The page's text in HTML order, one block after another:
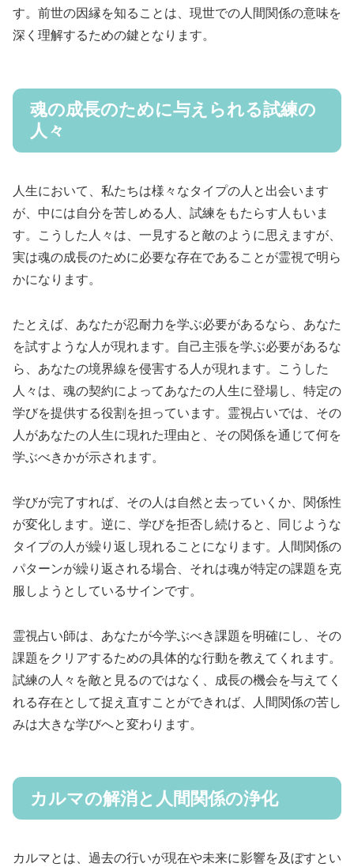
す。前世の因縁を知ることは、現世での人間関係の意味を
深く理解するための鍵となります。
魂の成長のために与えられる試練の
人々
人生において、私たちは様々なタイプの人と出会います
が、中には自分を苦しめる人、試練をもたらす人もいま
す。こうした人々は、一見すると敵のように思えますが、
実は魂の成長のために必要な存在であることが霊視で明ら
かになります。
たとえば、あなたが忍耐力を学ぶ必要があるなら、あなた
を試すような人が現れます。自己主張を学ぶ必要があるな
ら、あなたの境界線を侵害する人が現れます。こうした
人々は、魂の契約によってあなたの人生に登場し、特定の
学びを提供する役割を担っています。霊視占いでは、その
人があなたの人生に現れた理由と、その関係を通じて何を
学ぶべきかが示されます。
学びが完了すれば、その人は自然と去っていくか、関係性
が変化します。逆に、学びを拒否し続けると、同じような
タイプの人が繰り返し現れることになります。人間関係の
パターンが繰り返される場合、それは魂が特定の課題を克
服しようとしているサインです。
霊視占い師は、あなたが今学ぶべき課題を明確にし、その
課題をクリアするための具体的な行動を教えてくれます。
試練の人々を敵と見るのではなく、成長の機会を与えてく
れる存在として捉え直すことができれば、人間関係の苦し
みは大きな学びへと変わります。
カルマの解消と人間関係の浄化
カルマとは、過去の行いが現在や未来に影響を及ぼすとい